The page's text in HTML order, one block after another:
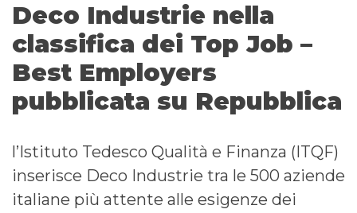
Deco Industrie nella
classifica dei Top Job –
Best Employers
pubblicata su Repubblica
l’Istituto Tedesco Qualità e Finanza (ITQF)
inserisce Deco Industrie tra le 500 aziende
italiane più attente alle esigenze dei